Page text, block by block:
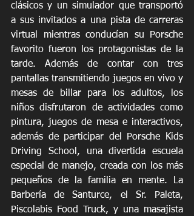
clásicos y un simulador que transportó
a sus invitados a una pista de carreras
virtual mientras conducían su Porsche
favorito fueron los protagonistas de la
tarde. Además de contar con tres
pantallas transmitiendo juegos en vivo y
mesas de billar para los adultos, los
niños disfrutaron de actividades como
pintura, juegos de mesa e interactivos,
además de participar del Porsche Kids
Driving School, una divertida escuela
especial de manejo, creada con los más
pequeños de la familia en mente. La
Barbería de Santurce, el Sr. Paleta,
Piscolabis Food Truck, y una masajista